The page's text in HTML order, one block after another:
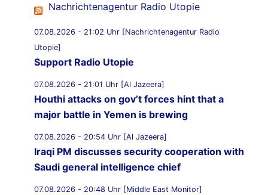
Nachrichtenagentur Radio Utopie
07.08.2026 - 21:02 Uhr [Nachrichtenagentur Radio
Utopie]
Support Radio Utopie
07.08.2026 - 21:01 Uhr [Al Jazeera]
Houthi attacks on gov’t forces hint that a
major battle in Yemen is brewing
07.08.2026 - 20:54 Uhr [Al Jazeera]
Iraqi PM discusses security cooperation with
Saudi general intelligence chief
07.08.2026 - 20:48 Uhr [Middle East Monitor]